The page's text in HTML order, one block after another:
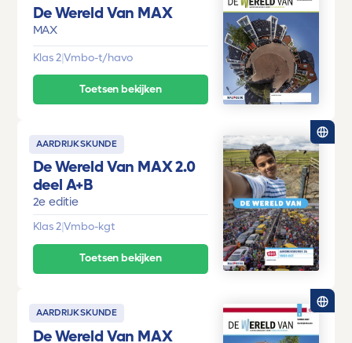
De Wereld Van MAX
MAX
Klas 2|Vmbo-t/havo
Toetsen bekijken
AARDRIJKSKUNDE
De Wereld Van MAX 2.0
deel A+B
2e editie
Klas 2|Vmbo-kgt
Toetsen bekijken
AARDRIJKSKUNDE
De Wereld Van MAX